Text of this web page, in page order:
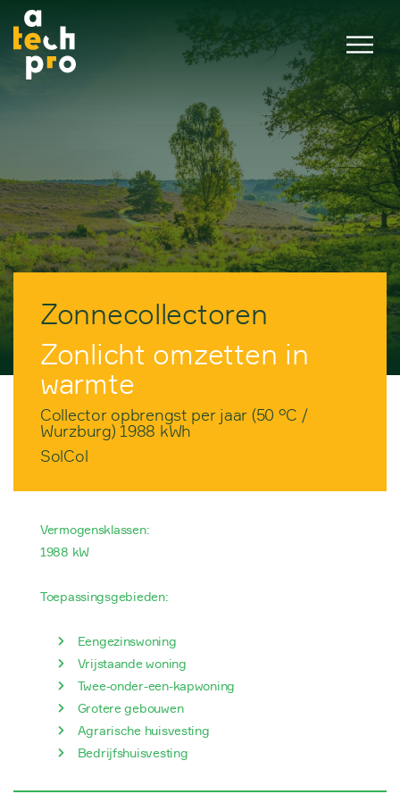
Zonnecollectoren
Zonlicht omzetten in
warmte
Collector opbrengst per jaar (50 °C /
Wurzburg) 1988 kWh
SolCol
Vermogensklassen:
1988 kW
Toepassingsgebieden:
Eengezinswoning
Vrijstaande woning
Twee-onder-een-kapwoning
Grotere gebouwen
Agrarische huisvesting
Bedrijfshuisvesting